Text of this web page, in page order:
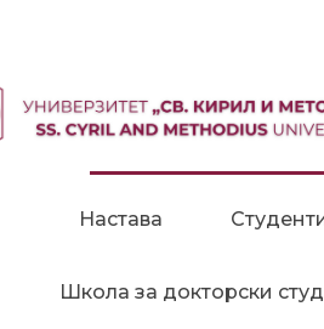
Настава
Школа за докторски